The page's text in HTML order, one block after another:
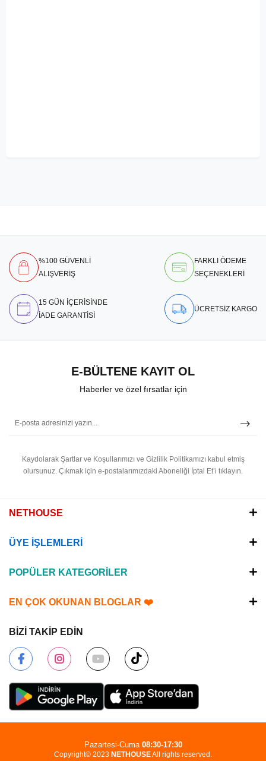
%100 GÜVENLİ
ALIŞVERİŞ
FARKLI ÖDEME
SEÇENEKLERİ
15 GÜN İÇERİSİNDE
İADE GARANTİSİ
ÜCRETSİZ KARGO
E-BÜLTENE KAYIT OL
Haberler ve özel fırsatlar için
Kaydolarak Şartlar ve Koşullarımızı ve Gizlilik Politikamızı kabul etmiş
olursunuz. Çıkmak için e-postalarımızdaki Aboneliği İptal Et’i tıklayın.
NETHOUSE
ÜYE İŞLEMLERİ
POPÜLER KATEGORİLER
EN ÇOK OKUNAN BLOGLAR ❤️
BİZİ TAKİP EDİN
Copyright© 2023 NETHOUSEAll rights reserved.
Pazartesi-Cuma 08:30-17:30